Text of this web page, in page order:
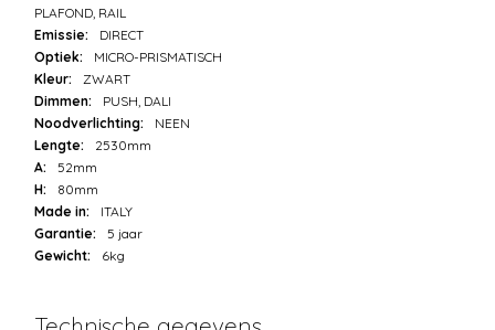
PLAFOND, RAIL
Emissie:
DIRECT
Optiek:
MICRO-PRISMATISCH
Kleur:
ZWART
Dimmen:
PUSH, DALI
Noodverlichting:
NEEN
Lengte:
2530mm
A:
52mm
H:
80mm
Made in:
ITALY
Garantie:
5 jaar
Gewicht:
6kg